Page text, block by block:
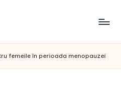
femeile în perioada menopauzei